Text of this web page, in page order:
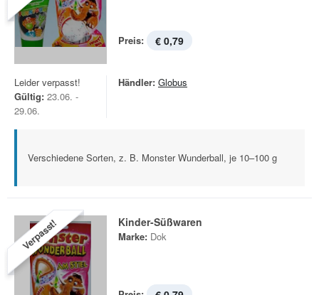
Preis: € 0,79
Leider verpasst!
Gültig: 23.06. -
29.06.
Händler: Globus
Verschiedene Sorten, z. B. Monster Wunderball, je 10–100 g
Verpasst! Kinder-Süßwaren
Marke: Dok